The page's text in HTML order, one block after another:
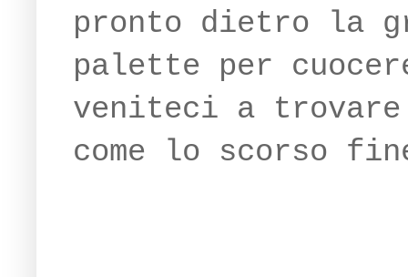
pronto dietro la
palette per
veniteci a
come lo scorso